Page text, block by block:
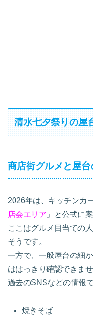
清水七夕祭りの屋
商店街グルメと屋台
2026年は、キッチンカ
店会エリア 」と公式に
ここはグルメ目当ての
そうです。
一方で、一般屋台の細
ははっきり確認できませ
過去のSNSなどの情報
焼きそば